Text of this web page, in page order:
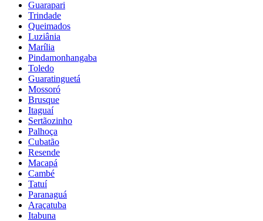
Guarapari
Trindade
Queimados
Luziânia
Marília
Pindamonhangaba
Toledo
Guaratinguetá
Mossoró
Brusque
Itaguaí
Sertãozinho
Palhoça
Cubatão
Resende
Macapá
Cambé
Tatuí
Paranaguá
Araçatuba
Itabuna